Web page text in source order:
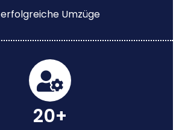
erfolgreiche Umzüge
20+